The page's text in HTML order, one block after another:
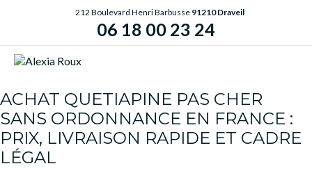
212 Boulevard Henri Barbusse 91210 Draveil
06 18 00 23 24
ACHAT QUETIAPINE PAS CHER
SANS ORDONNANCE EN FRANCE :
PRIX, LIVRAISON RAPIDE ET CADRE
LÉGAL